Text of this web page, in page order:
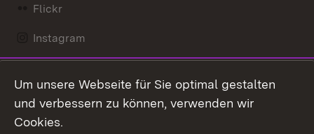
Flickr
Instagram
Mastodon
Messenger
Um unsere Webseite für Sie optimal gestalten
und verbessern zu können, verwenden wir
Cookies.